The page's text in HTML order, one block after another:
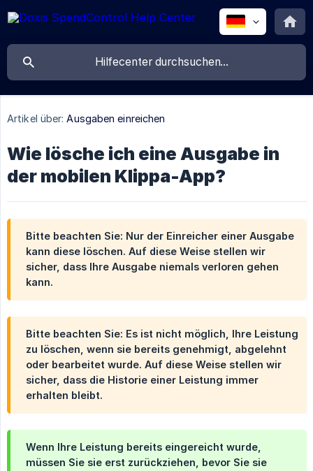
Artikel über: Ausgaben einreichen
Wie lösche ich eine Ausgabe in
der mobilen Klippa-App?
Bitte beachten Sie: Nur der Einreicher einer Ausgabe
kann diese löschen. Auf diese Weise stellen wir
sicher, dass Ihre Ausgabe niemals verloren gehen
kann.
Bitte beachten Sie: Es ist nicht möglich, Ihre Leistung
zu löschen, wenn sie bereits genehmigt, abgelehnt
oder bearbeitet wurde. Auf diese Weise stellen wir
sicher, dass die Historie einer Leistung immer
erhalten bleibt.
Wenn Ihre Leistung bereits eingereicht wurde,
müssen Sie sie erst zurückziehen, bevor Sie sie